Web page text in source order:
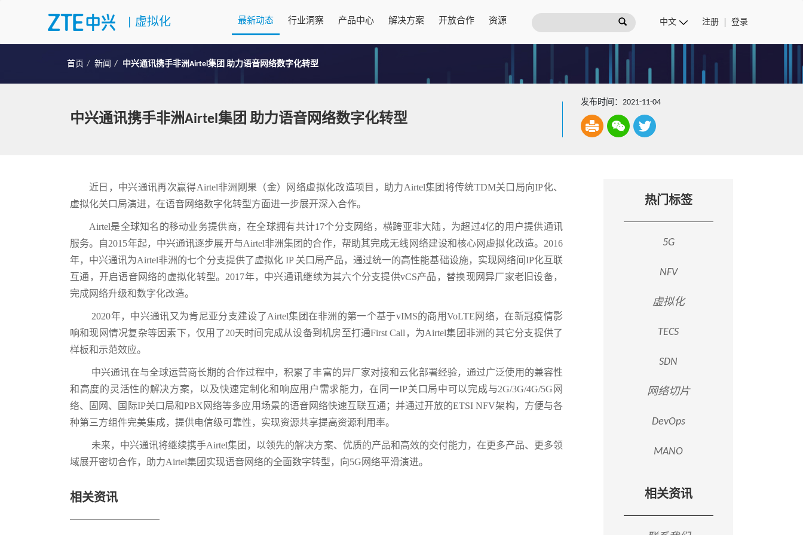
虚拟化 最新动态 行业洞察 产品中心 解决方案 开放合作 资源 注册 登录
首页 新闻 中兴通讯携手非洲Airtel集团 助力语音网络数字化转型
中兴通讯携手非洲Airtel集团 助力语音网络数字化转型
发布时间：2021-11-04
近日，中兴通讯再次赢得Airtel非洲刚果（金）网络虚拟化改造项目，助力Airtel集团将传统TDM关口局向IP化、
虚拟化关口局演进，在语音网络数字化转型方面进一步展开深入合作。
Airtel是全球知名的移动业务提供商，在全球拥有共计17个分支网络，横跨亚非大陆，为超过4亿的用户提供通讯
服务。自2015年起，中兴通讯逐步展开与Airtel非洲集团的合作，帮助其完成无线网络建设和核心网虚拟化改造。2016
年，中兴通讯为Airtel非洲的七个分支提供了虚拟化 IP 关口局产品，通过统一的高性能基础设施，实现网络间IP化互联
互通，开启语音网络的虚拟化转型。2017年，中兴通讯继续为其六个分支提供vCS产品，替换现网异厂家老旧设备，
完成网络升级和数字化改造。
2020年，中兴通讯又为肯尼亚分支建设了Airtel集团在非洲的第一个基于vIMS的商用VoLTE网络，在新冠疫情影
响和现网情况复杂等因素下，仅用了20天时间完成从设备到机房至打通First Call，为Airtel集团非洲的其它分支提供了
样板和示范效应。
中兴通讯在与全球运营商长期的合作过程中，积累了丰富的异厂家对接和云化部署经验，通过广泛使用的兼容性
和高度的灵活性的解决方案，以及快速定制化和响应用户需求能力，在同一IP关口局中可以完成与2G/3G/4G/5G网
络、固网、国际IP关口局和PBX网络等多应用场景的语音网络快速互联互通；并通过开放的ETSI NFV架构，方便与各
种第三方组件完美集成，提供电信级可靠性，实现资源共享提高资源利用率。
未来，中兴通讯将继续携手Airtel集团，以领先的解决方案、优质的产品和高效的交付能力，在更多产品、更多领
域展开密切合作，助力Airtel集团实现语音网络的全面数字转型，向5G网络平滑演进。
相关资讯
热门标签
5G
NFV
虚拟化
TECS
SDN
网络切片
DevOps
MANO
相关资讯